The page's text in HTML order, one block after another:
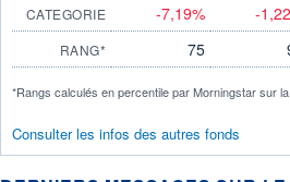
CATEGORIE -7,19% -
RANG* 75
*Rangs calculés en percentile par Morningstar sur
Consulter les infos des autres fonds